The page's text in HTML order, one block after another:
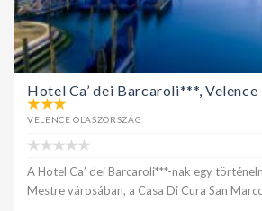
Hotel Ca’ dei Barcaroli***, Velence
VELENCE OLASZORSZÁG
A Hotel Ca’ dei Barcaroli***-nak egy
Mestre városában, a Casa Di Cura San